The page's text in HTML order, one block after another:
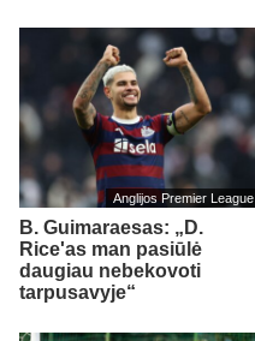
Anglijos Premier League
B. Guimaraesas: „D.
Rice'as man pasiūlė
daugiau nebekovoti
tarpusavyje“